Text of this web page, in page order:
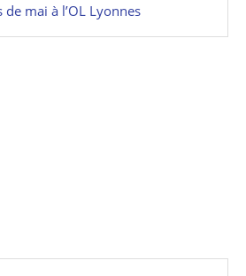
mai à l’OL Lyonnes